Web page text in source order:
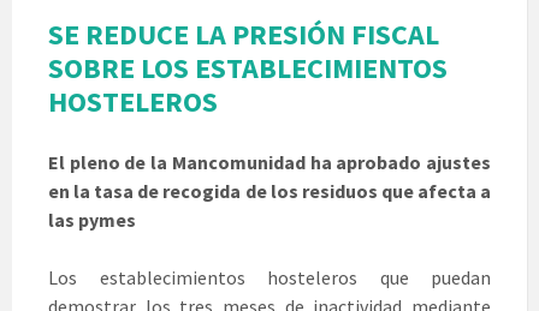
SE REDUCE LA PRESIÓN FISCAL
SOBRE LOS ESTABLECIMIENTOS
HOSTELEROS
El pleno de la Mancomunidad ha aprobado ajustes
en la tasa de recogida de los residuos que afecta a
las pymes
Los establecimientos hosteleros que puedan
demostrar los tres meses de inactividad mediante